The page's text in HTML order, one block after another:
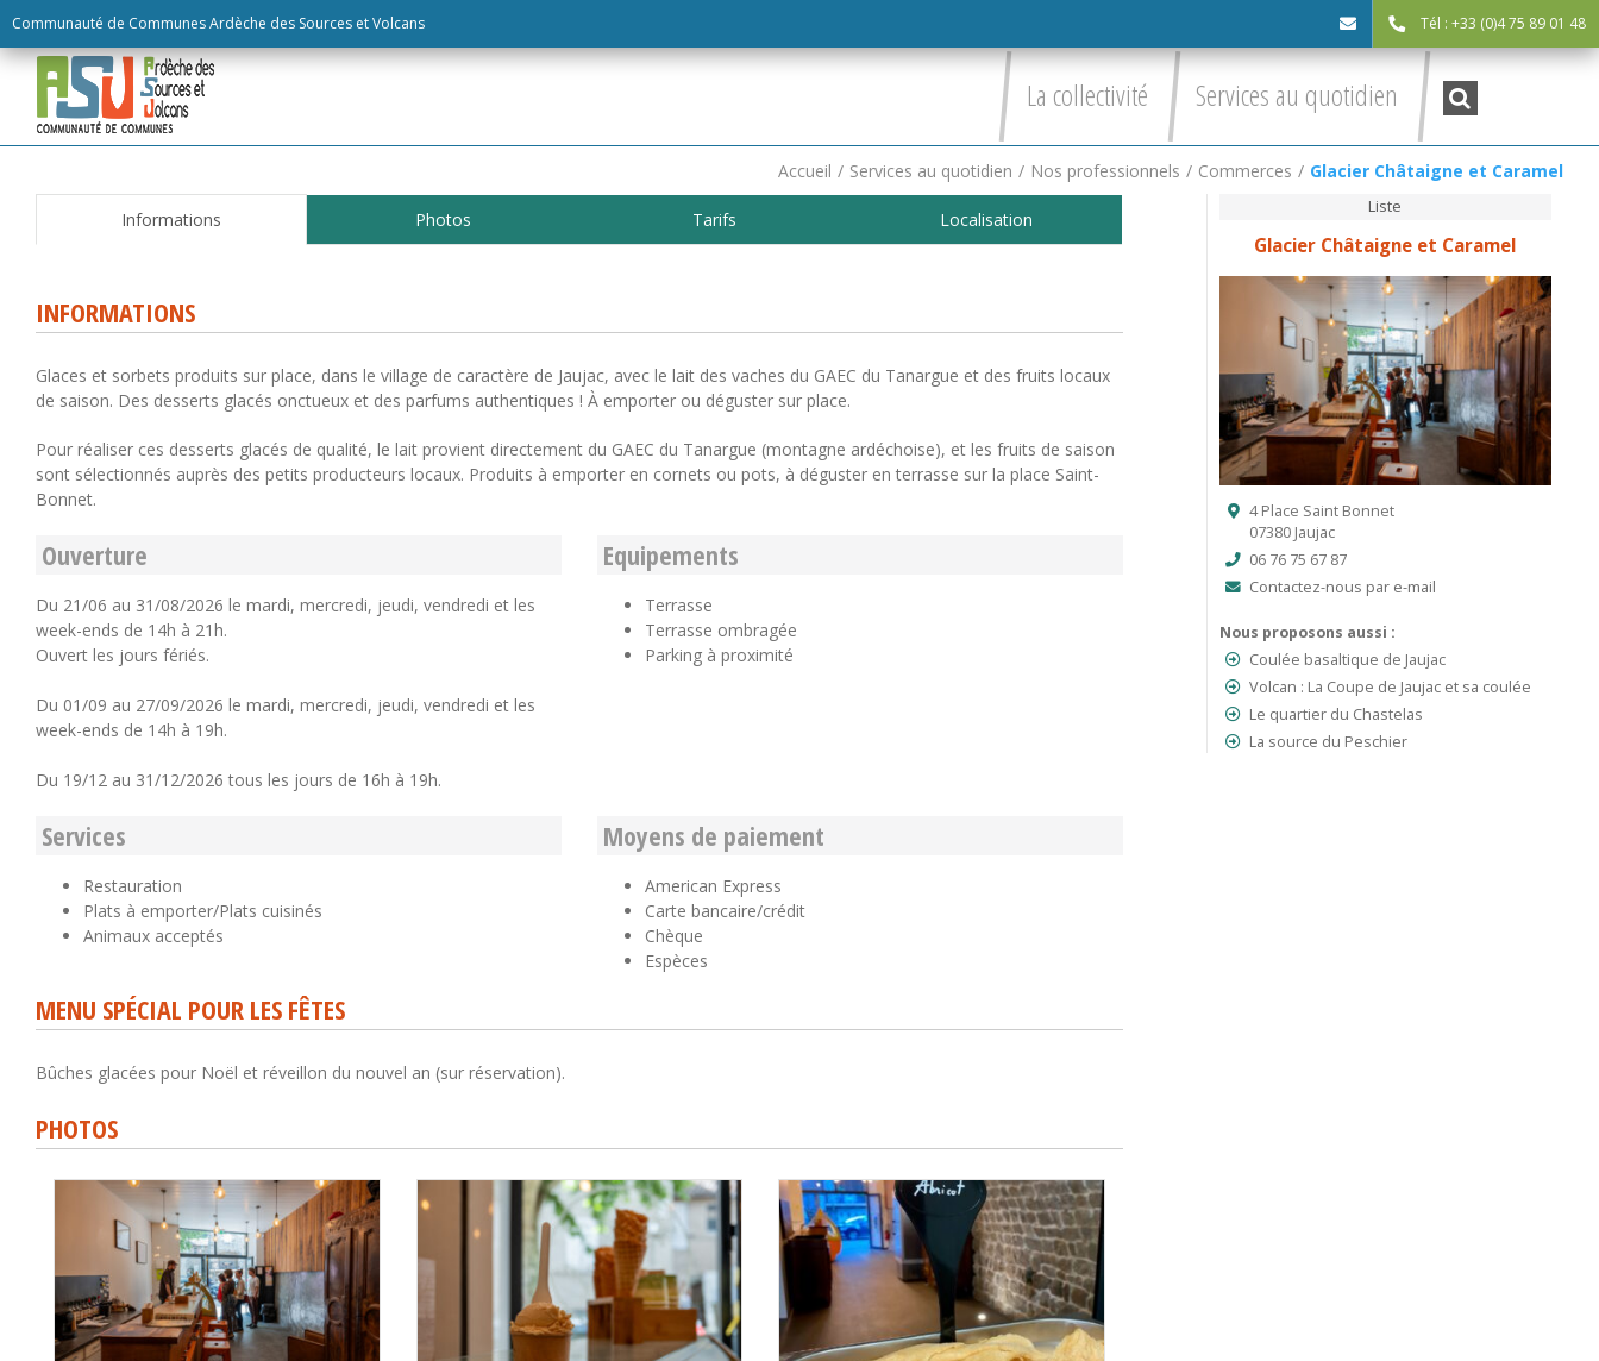
Communauté de Communes Ardèche des Sources et Volcans Tél : +33 (0)4 75 89 01 48
to
content
La collectivité Services au quotidien Recherche
:
Accueil / Services au quotidien / Nos professionnels / Commerces / Glacier Châtaigne et Caramel
Informations Photos Tarifs Localisation
INFORMATIONS
Glaces et sorbets produits sur place, dans le village de caractère de Jaujac, avec le lait des vaches du GAEC du Tanargue et des fruits locaux
de saison. Des desserts glacés onctueux et des parfums authentiques ! À emporter ou déguster sur place.
Pour réaliser ces desserts glacés de qualité, le lait provient directement du GAEC du Tanargue (montagne ardéchoise), et les fruits de saison
sont sélectionnés auprès des petits producteurs locaux. Produits à emporter en cornets ou pots, à déguster en terrasse sur la place Saint-
Bonnet.
Ouverture
Du 21/06 au 31/08/2026 le mardi, mercredi, jeudi, vendredi et les
week-ends de 14h à 21h.
Ouvert les jours fériés.
Du 01/09 au 27/09/2026 le mardi, mercredi, jeudi, vendredi et les
week-ends de 14h à 19h.
Du 19/12 au 31/12/2026 tous les jours de 16h à 19h.
Equipements
Terrasse
Terrasse ombragée
Parking à proximité
Services
Restauration
Plats à emporter/Plats cuisinés
Animaux acceptés
Moyens de paiement
American Express
Carte bancaire/crédit
Chèque
Espèces
MENU SPÉCIAL POUR LES FÊTES
Bûches glacées pour Noël et réveillon du nouvel an (sur réservation).
PHOTOS
Liste
Glacier Châtaigne et Caramel
4 Place Saint Bonnet
07380 Jaujac
06 76 75 67 87
Contactez-nous par e-mail
Nous proposons aussi :
Coulée basaltique de Jaujac
Volcan : La Coupe de Jaujac et sa coulée
Le quartier du Chastelas
La source du Peschier